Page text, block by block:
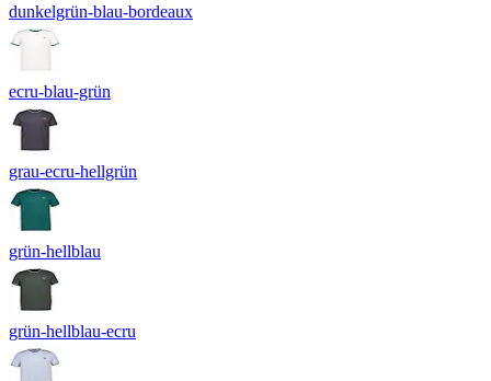
dunkelgrün-blau-bordeaux
ecru-blau-grün
grau-ecru-hellgrün
grün-hellblau
grün-hellblau-ecru